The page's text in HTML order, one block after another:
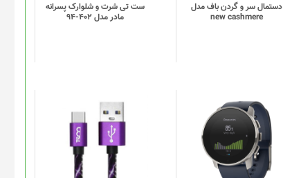
دستمال سر و گردن باف مدل
new cashmere
ست تی شرت و شلوارک پسرانه
مادر مدل 402-94
این
محصول
دارای
انواع
مختلفی